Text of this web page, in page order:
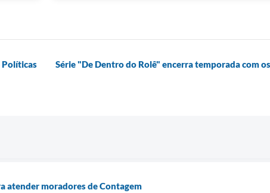
Políticas
Série "De Dentro do Rolê" encerra temporada com
atender moradores de Contagem